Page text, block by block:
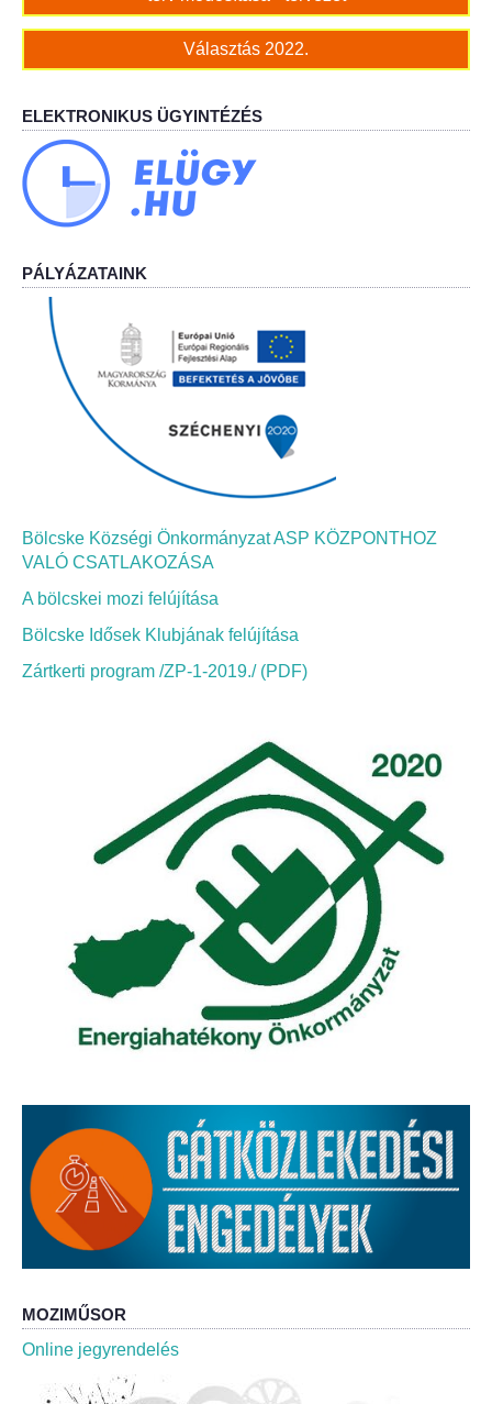
Helyi Esélyegyenlőség Program
Helyi Építési Szabályzat
INTÉZMÉNYEK
Bölcskei Mesevár Óvoda és Bölcsőde
Óvodakert
Egészségügy
Háziorvos
Gyermekorvos
Védőnői szolgálat
Központi orvosi ügyelet
Alapszolgáltatási Központ
IKSZT - Integrált Közösségi és Szolgáltató Tér
Rendezvényház
Rákóczi Mozi
Körzeti megbízott
HIRDETMÉNYEK
ESEMÉNYEK
TESTVÉRTELEPÜLÉSÜNK:
CSÍKSZÉPVÍZ
VÁLASZTÁSI INFORMÁCIÓK
Választási szervek
Választási ügyintézés
Választás 2022.
ELEKTRONIKUS ÜGYINTÉZÉS
PÁLYÁZATAINK
Bölcske Községi Önkormányzat ASP KÖZPONTHOZ
VALÓ CSATLAKOZÁSA
A bölcskei mozi felújítása
Bölcske Idősek Klubjának felújítása
Zártkerti program /ZP-1-2019./ (PDF)
MOZIMŰSOR
Online jegyrendelés